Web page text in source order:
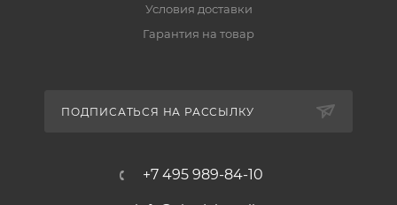
Условия доставки
Гарантия на товар
ПОДПИСАТЬСЯ НА РАССЫЛКУ
+7 495 989-84-10